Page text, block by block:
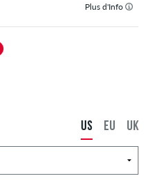
Plus d'Info
UK
EU
US